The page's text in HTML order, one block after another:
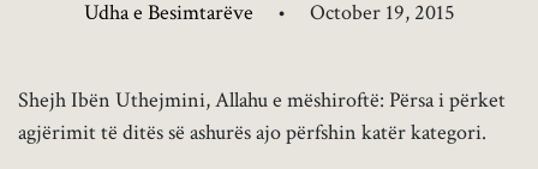
Udha e Besimtarëve • October 19, 2015
Shejh Ibën Uthejmini, Allahu e mëshiroftë: Përsa i përket
agjërimit të ditës së ashurës ajo përfshin katër kategori.